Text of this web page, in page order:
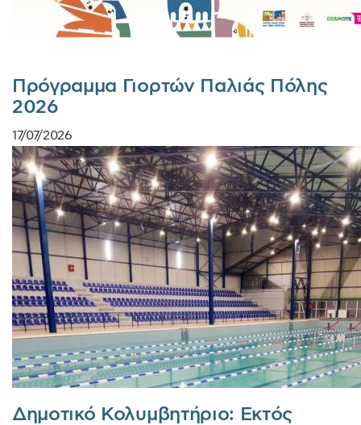
Πρόγραμμα Γιορτών Παλιάς Πόλης
2026
17/07/2026
Δημοτικό Κολυμβητήριο: Εκτός